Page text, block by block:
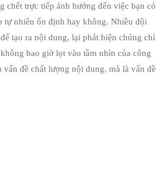
chết trực tiếp ảnh hưởng đến việc bạn có
tự nhiên ổn định hay không. Nhiều đội
tạo ra nội dung, lại phát hiện chúng chỉ
bao giờ lọt vào tầm nhìn của công
đề chất lượng nội dung, mà là vấn đề